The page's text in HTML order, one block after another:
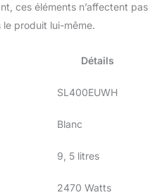
ces éléments n’affectent pas
produit lui-même.
Détails
SL400EUWH
Blanc
9, 5 litres
2470 Watts